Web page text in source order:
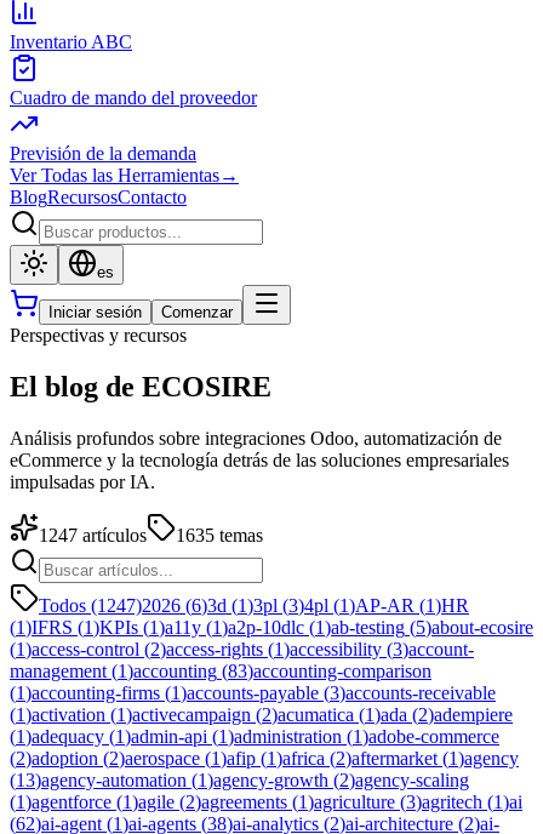
Inventario ABC
Cuadro de mando del proveedor
Previsión de la demanda
Ver Todas las Herramientas→
BlogRecursosContacto
es
Iniciar sesión Comenzar
Perspectivas y recursos
El blog de ECOSIRE
Análisis profundos sobre integraciones Odoo, automatización de
eCommerce y la tecnología detrás de las soluciones empresariales
impulsadas por IA.
1247 artículos 1635 temas
Todos (1247)2026 (6)3d (1)3pl (3)4pl (1)AP-AR (1)HR
(1)IFRS (1)KPIs (1)a11y (1)a2p-10dlc (1)ab-testing (5)about-ecosire
(1)access-control (2)access-rights (1)accessibility (3)account-
management (1)accounting (83)accounting-comparison
(1)accounting-firms (1)accounts-payable (3)accounts-receivable
(1)activation (1)activecampaign (2)acumatica (1)ada (2)adempiere
(1)adequacy (1)admin-api (1)administration (1)adobe-commerce
(2)adoption (2)aerospace (1)afip (1)africa (2)aftermarket (1)agency
(13)agency-automation (1)agency-growth (2)agency-scaling
(1)agentforce (1)agile (2)agreements (1)agriculture (3)agritech (1)ai
(62)ai-agent (1)ai-agents (38)ai-analytics (2)ai-architecture (2)ai-